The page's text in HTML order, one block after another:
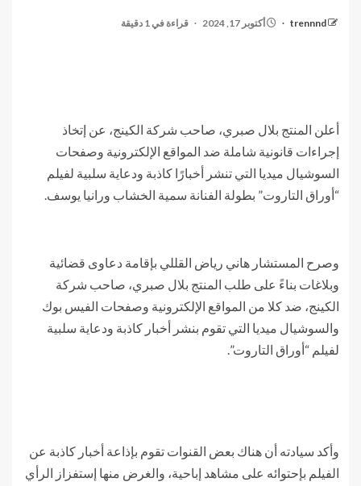
trennnd أكتوبر 17, 2024 قراءة في 1 دقيقة
أعلن المنتج بلال صبري، صاحب شركة الكينج، عن إتخاذ
إجراءات قانونية شاملة ضد المواقع الإلكترونية وصفحات
السوشيال ميديا التي تنشر أخبارًا كاذبة ودعاية سلبية لفيلم
“أوراق التاروت” بطولة الفنانة سمية الخشاب ورانيا يوسف.
وصرح المستشار هاني رياض القللي بإقامة دعاوى قضائية
وبلاغات بناءً على طلب المنتج بلال صبري، صاحب شركة
الكينج، ضد كلا من المواقع الإلكترونية وصفحات الفيس بوك
والسوشيال ميديا التي تقوم بنشر أخبار كاذبة ودعاية سلبية
لفيلم “أوراق التاروت”.
وأكد سيادته أن هناك بعض القنوات تقوم بإذاعة أخبار كاذبة عن
الفيلم بإحتوائه على مشاهد إباحية، والغرض منها إستفزاز الرأي